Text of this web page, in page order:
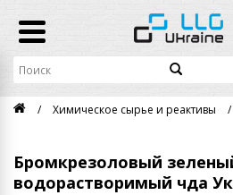
Химическое сырье и реактивы
Бромкрезоловый
водорастворимый чда